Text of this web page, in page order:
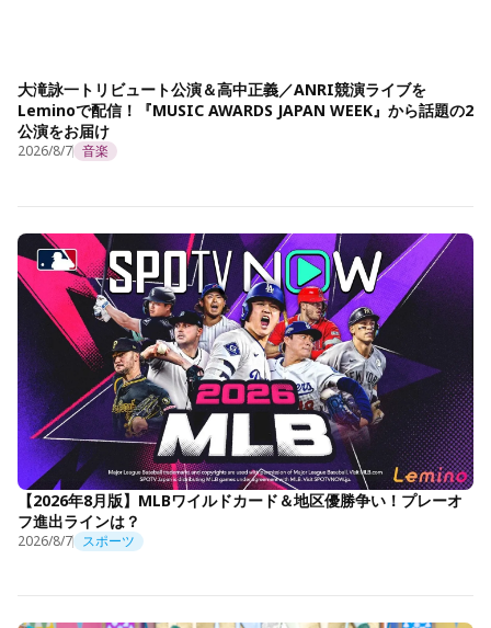
大滝詠一トリビュート公演＆高中正義／ANRI競演ライブを
Leminoで配信！『MUSIC AWARDS JAPAN WEEK』から話題の2
公演をお届け
2026/8/7 音楽
【2026年8月版】MLBワイルドカード＆地区優勝争い！プレーオ
フ進出ラインは？
2026/8/7 スポーツ